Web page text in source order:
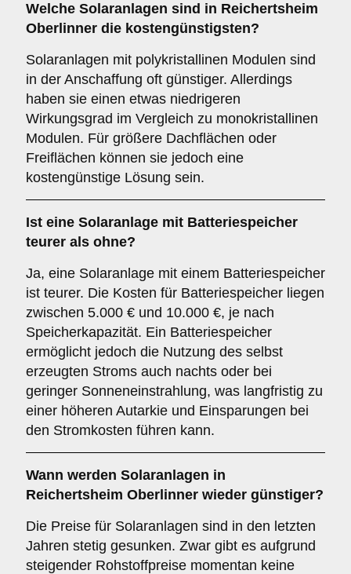
Welche Solaranlagen sind in Reichertsheim
Oberlinner die kostengünstigsten?
Solaranlagen mit polykristallinen Modulen sind
in der Anschaffung oft günstiger. Allerdings
haben sie einen etwas niedrigeren
Wirkungsgrad im Vergleich zu monokristallinen
Modulen. Für größere Dachflächen oder
Freiflächen können sie jedoch eine
kostengünstige Lösung sein.
Ist eine Solaranlage mit Batteriespeicher
teurer als ohne?
Ja, eine Solaranlage mit einem Batteriespeicher
ist teurer. Die Kosten für Batteriespeicher liegen
zwischen 5.000 € und 10.000 €, je nach
Speicherkapazität. Ein Batteriespeicher
ermöglicht jedoch die Nutzung des selbst
erzeugten Stroms auch nachts oder bei
geringer Sonneneinstrahlung, was langfristig zu
einer höheren Autarkie und Einsparungen bei
den Stromkosten führen kann.
Wann werden Solaranlagen in
Reichertsheim Oberlinner wieder günstiger?
Die Preise für Solaranlagen sind in den letzten
Jahren stetig gesunken. Zwar gibt es aufgrund
steigender Rohstoffpreise momentan keine